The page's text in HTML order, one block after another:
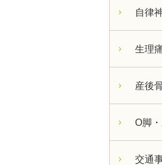
自律
生理
産後
O脚
交通